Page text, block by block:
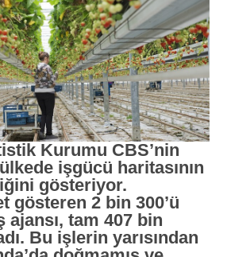
Kurumu CBS’nin
işgücü haritasının
gösteriyor.
gösteren 2 bin 300’ü
ajansı, tam 407 bin
Bu işlerin yarısından